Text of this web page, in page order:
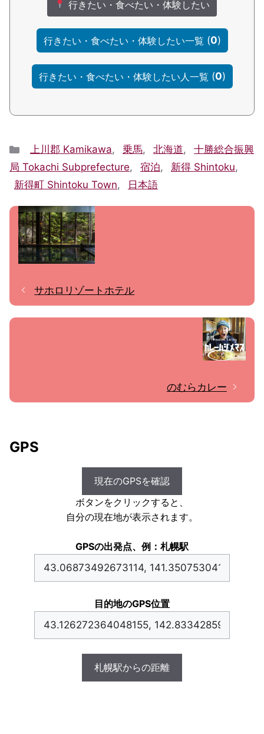
行きたい・食べたい・体験したい
行きたい・食べたい・体験したい一覧 (0)
行きたい・食べたい・体験したい人一覧 (0)
Categories
上川郡 Kamikawa, 乗馬, 北海道,
十勝総合振興
局 Tokachi Subprefecture, 宿泊, 新得 Shintoku,
新得町 Shintoku Town, 日本語
サホロリゾートホテル
のむらカレー
GPS
現在のGPSを確認
ボタンをクリックすると、
自分の現在地が表示されます。
GPSの出発点、例：札幌駅
目的地のGPS位置
札幌駅からの距離